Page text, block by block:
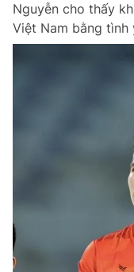
Nguyễn cho thấy
Việt Nam bằng tình